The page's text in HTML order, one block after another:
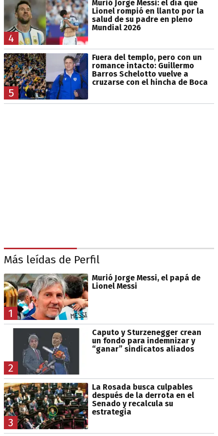
4
Murió Jorge Messi: el día que
Lionel rompió en llanto por la
salud de su padre en pleno
Mundial 2026
5
Fuera del templo, pero con un
romance intacto: Guillermo
Barros Schelotto vuelve a
cruzarse con el hincha de Boca
Más leídas de Perfil
1
Murió Jorge Messi, el papá de
Lionel Messi
2
Caputo y Sturzenegger crean
un fondo para indemnizar y
“ganar” sindicatos aliados
3
La Rosada busca culpables
después de la derrota en el
Senado y recalcula su
estrategia